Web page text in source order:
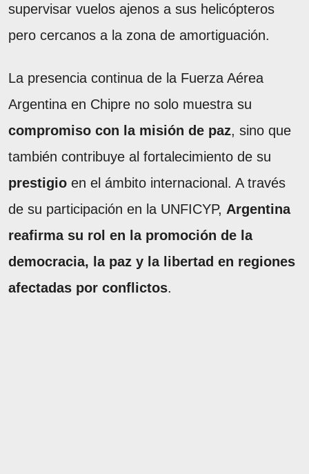
supervisar vuelos ajenos a sus helicópteros
pero cercanos a la zona de amortiguación.
La presencia continua de la Fuerza Aérea
Argentina en Chipre no solo muestra su
compromiso con la misión de paz, sino que
también contribuye al fortalecimiento de su
prestigio en el ámbito internacional. A través
de su participación en la UNFICYP, Argentina
reafirma su rol en la promoción de la
democracia, la paz y la libertad en regiones
afectadas por conflictos.